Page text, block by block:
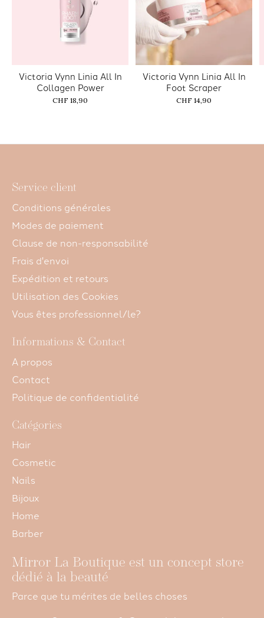
Victoria Vynn Linia All In
Collagen Power
CHF 18,90
Victoria Vynn Linia All In
Foot Scraper
CHF 14,90
Service client
Conditions générales
Modes de paiement
Clause de non-responsabilité
Frais d'envoi
Expédition et retours
Utilisation des Cookies
Vous êtes professionnel/le?
Informations & Contact
A propos
Contact
Politique de confidentialité
Catégories
Hair
Cosmetic
Nails
Bijoux
Home
Barber
Mirror La Boutique est un concept store
dédié à la beauté
Parce que tu mérites de belles choses